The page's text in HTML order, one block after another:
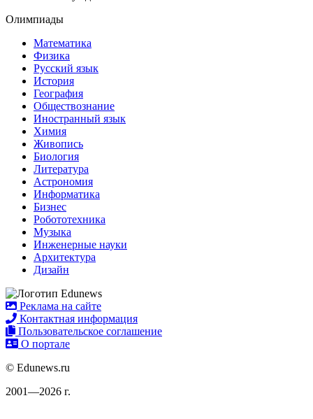
Олимпиады
Математика
Физика
Русский язык
История
География
Обществознание
Иностранный язык
Химия
Живопись
Биология
Литература
Астрономия
Информатика
Бизнес
Робототехника
Музыка
Инженерные науки
Архитектура
Дизайн
Реклама на сайте
Контактная информация
Пользовательское соглашение
О портале
© Edunews.ru
2001—2026 г.